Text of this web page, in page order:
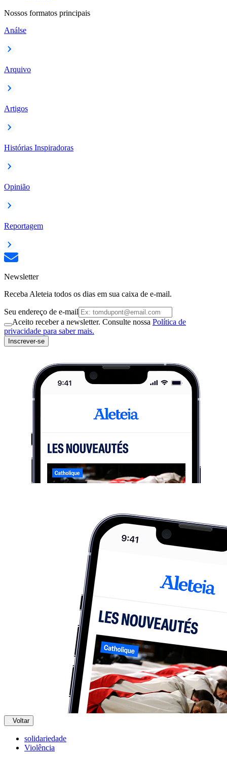
Nossos formatos principais
Análse
Arquivo
Artigos
Histórias Inspiradoras
Opinião
Reportagem
Newsletter
Receba Aleteia todos os dias em sua caixa de e-mail.
Seu endereço de e-mail
Aceito receber a newsletter. Consulte nossa Política de
privacidade para saber mais.
Inscrever-se
Voltar
solidariedade
Violência